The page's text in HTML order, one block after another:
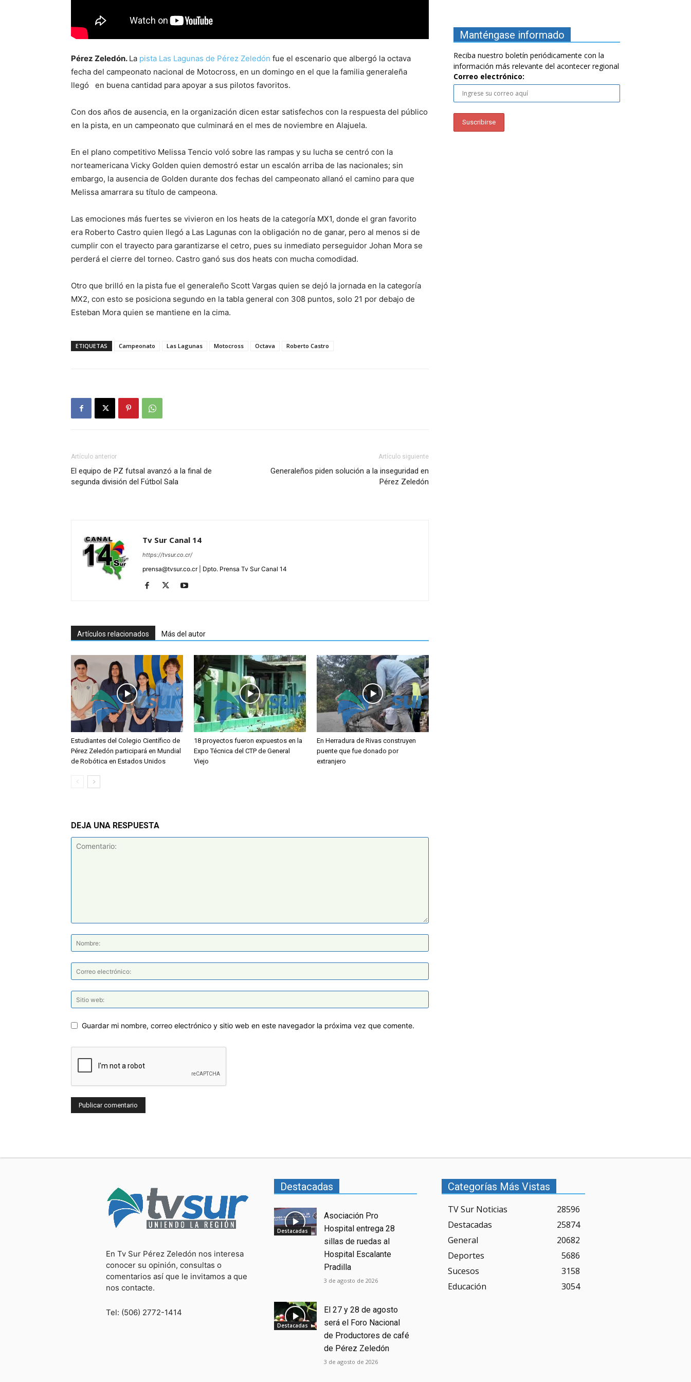
Pérez Zeledón. La pista Las Lagunas de Pérez Zeledón fue el escenario que albergó la octava
fecha del campeonato nacional de Motocross, en un domingo en el que la familia generaleña
llegó en buena cantidad para apoyar a sus pilotos favoritos.
Con dos años de ausencia, en la organización dicen estar satisfechos con la respuesta del público
en la pista, en un campeonato que culminará en el mes de noviembre en Alajuela.
En el plano competitivo Melissa Tencio voló sobre las rampas y su lucha se centró con la
norteamericana Vicky Golden quien demostró estar un escalón arriba de las nacionales; sin
embargo, la ausencia de Golden durante dos fechas del campeonato allanó el camino para que
Melissa amarrara su título de campeona.
Las emociones más fuertes se vivieron en los heats de la categoría MX1, donde el gran favorito
era Roberto Castro quien llegó a Las Lagunas con la obligación no de ganar, pero al menos si de
cumplir con el trayecto para garantizarse el cetro, pues su inmediato perseguidor Johan Mora se
perderá el cierre del torneo. Castro ganó sus dos heats con mucha comodidad.
Otro que brilló en la pista fue el generaleño Scott Vargas quien se dejó la jornada en la categoría
MX2, con esto se posiciona segundo en la tabla general con 308 puntos, solo 21 por debajo de
Esteban Mora quien se mantiene en la cima.
ETIQUETAS Campeonato Las Lagunas Motocross Octava Roberto Castro
Artículo anterior
El equipo de PZ futsal avanzó a la final de
segunda división del Fútbol Sala
Artículo siguiente
Generaleños piden solución a la inseguridad en
Pérez Zeledón
Tv Sur Canal 14
https://tvsur.co.cr/
prensa@tvsur.co.cr | Dpto. Prensa Tv Sur Canal 14
Artículos relacionados Más del autor
Estudiantes del Colegio Científico de
Pérez Zeledón participará en Mundial
de Robótica en Estados Unidos
18 proyectos fueron expuestos en la
Expo Técnica del CTP de General
Viejo
En Herradura de Rivas construyen
puente que fue donado por
extranjero
DEJA UNA RESPUESTA
Guardar mi nombre, correo electrónico y sitio web en este navegador la próxima vez que comente.
Manténgase informado
Reciba nuestro boletín periódicamente con la
información más relevante del acontecer regional
Correo electrónico:
En Tv Sur Pérez Zeledón nos interesa
conocer su opinión, consultas o
comentarios así que le invitamos a que
nos contacte.
Tel: (506) 2772-1414
Destacadas
Destacadas
Asociación Pro
Hospital entrega 28
sillas de ruedas al
Hospital Escalante
Pradilla
3 de agosto de 2026
Destacadas
El 27 y 28 de agosto
será el Foro Nacional
de Productores de café
de Pérez Zeledón
3 de agosto de 2026
Categorías Más Vistas
TV Sur Noticias
28596
Destacadas
25874
General
20682
Deportes
5686
Sucesos
3158
Educación
3054